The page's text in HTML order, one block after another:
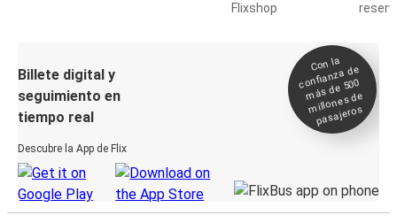
Flixshop
Billete digital y
seguimiento en
tiempo real
Descubre la App de Flix
Con la
confianza de
más de 500
millones de
pasajeros